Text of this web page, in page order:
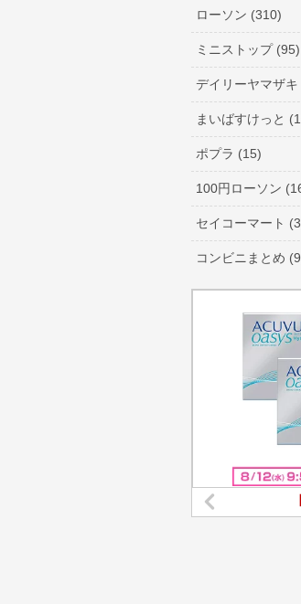
ローソン (310)
ミニストップ (95)
デイリーヤマザ
まいばすけっと
ポプラ (15)
100円ローソン
セイコーマート
コンビニまとめ